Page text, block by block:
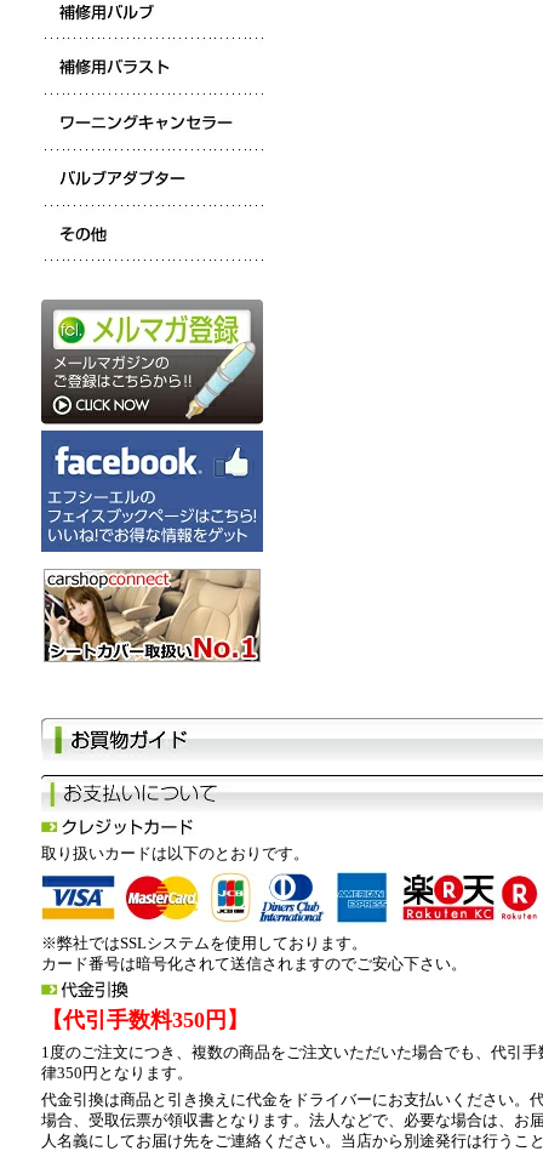
取り扱いカードは以下のとおりです。
※弊社ではSSLシステムを使用しております。
カード番号は暗号化されて送信されますのでご安心下さい。
【代引手数料350円】
1度のご注文につき、複数の商品をご注文いただいた場合でも、代引手
律350円となります。
代金引換は商品と引き換えに代金をドライバーにお支払いください。
場合、受取伝票が領収書となります。法人などで、必要な場合は、お
人名義にしてお届け先をご連絡ください。当店から別途発行は行うこ